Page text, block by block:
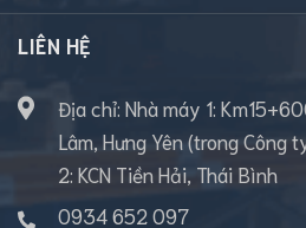
LIÊN HỆ
Địa chỉ: Nhà máy 1:
Lâm, Hưng Yên (trong Công
2: KCN Tiền Hải, Thái Bình
0934 652 097